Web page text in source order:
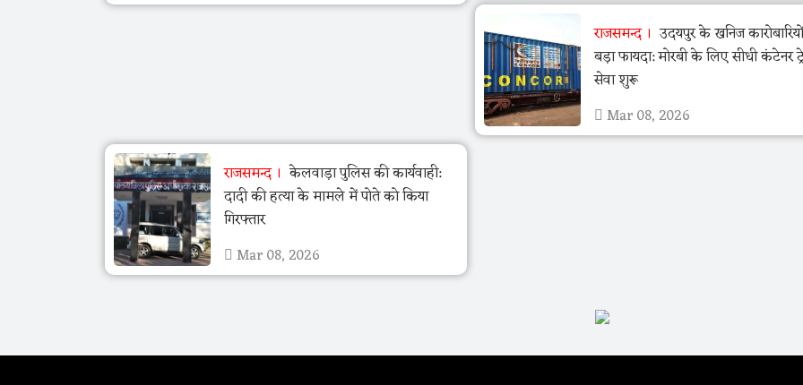
राजसमन्द
उदयपुर के खनिज
बड़ा फायदा: मोरबी के लिए सीधी कंटेनर
सेवा शुरू
Mar 08, 2026
राजसमन्द
केलवाड़ा पुलिस की कार्यवाही:
दादी की हत्या के मामले में पोते को किया
गिरफ्तार
Mar 08, 2026